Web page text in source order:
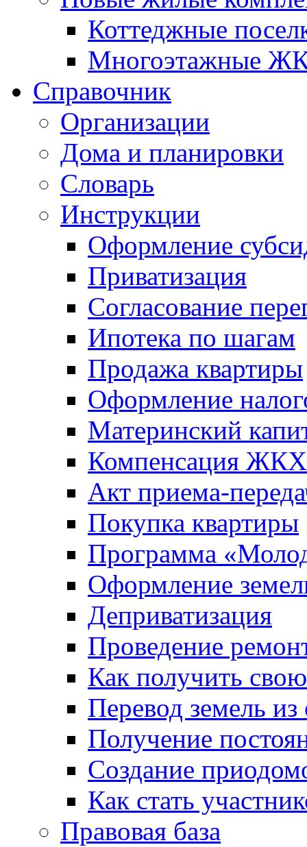
Коттеджные
Многоэтажные
Справочник
Организации
Дома и планировки
Словарь
Инструкции
Оформление
Приватизация
Согласование
Ипотека по шагам
Продажа квартиры
Оформление
Материнский
Компенсация ЖКХ
Акт приема-
Покупка квартиры
Программа
Оформление
Деприватизация
Проведение
Как получить
Перевод земель
Получение
Создание
Как стать
Правовая база